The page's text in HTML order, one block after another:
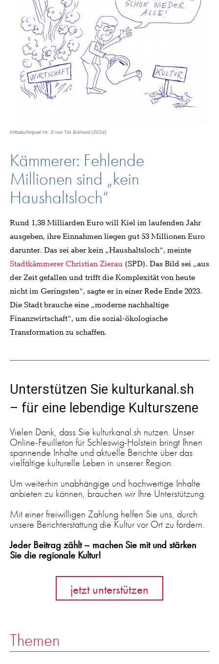
Kritzelschnipsel Nr. 5 von Tim Eckhorst (2024)
Kämmerer: Fehlende
Millionen sind „kein
Haushaltsloch“
Rund 1,38 Milliarden Euro will Kiel im laufenden Jahr
ausgeben, ihre Einnahmen liegen gut 53 Millionen Euro
darunter. Das sei aber kein „Haushaltsloch“, meinte
Stadtkämmerer Christian Zierau (SPD). Das Bild sei „aus
der Zeit gefallen und trifft die Komplexität von heute
nicht im Geringsten“, sagte er in einer Rede Ende 2023.
Die Stadt brauche eine „moderne nachhaltige
Finanzwirtschaft“, um die sozial-ökologische
Transformation zu schaffen.
Unterstützen Sie kulturkanal.sh
– für eine lebendige Kulturszene
Vielen Dank, dass Sie kulturkanal.sh nutzen. Unser
Online-Feuilleton für Schleswig-Holstein bringt Ihnen
spannende Inhalte und aktuelle Berichte über das
vielfältige kulturelle Leben in unserer Region.
Um weiterhin unabhängige und hochwertige Inhalte
anbieten zu können, brauchen wir Ihre Unterstützung.
Mit einer freiwilligen Zahlung helfen Sie uns, durch
unsere Berichterstattung die Kultur vor Ort zu fördern.
Jeder Beitrag zählt – machen Sie mit und stärken
Sie die regionale Kultur!
jetzt unterstützen
Themen